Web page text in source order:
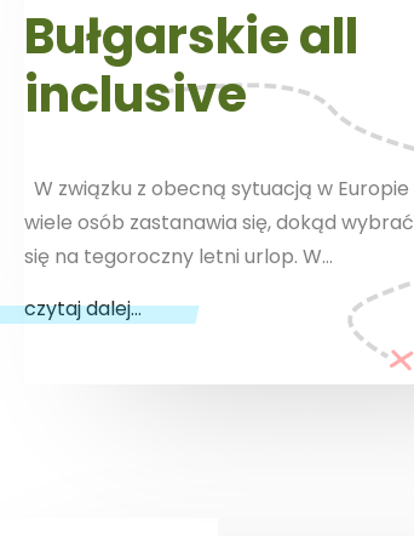
Bułgarskie all
inclusive
W związku z obecną sytuacją w Europie
wiele osób zastanawia się, dokąd wybrać
się na tegoroczny letni urlop. W…
czytaj dalej...